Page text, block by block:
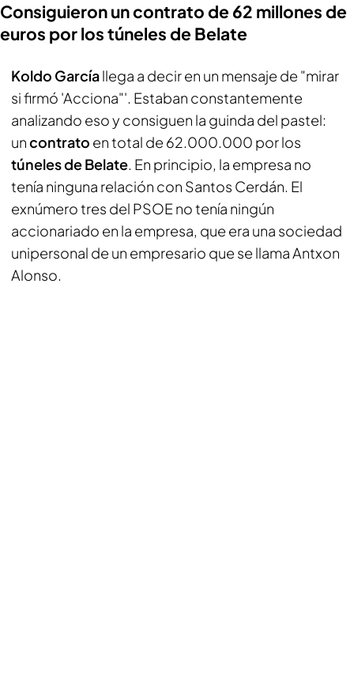
Consiguieron un contrato de 62 millones de
euros por los túneles de Belate
Koldo Garcíallega a decir en un mensaje de "mirar
si firmó 'Acciona"'. Estaban constantemente
analizando eso y consiguen la guinda del pastel:
uncontrato en total de 62.000.000 por los
túneles de Belate. En principio, la empresa no
tenía ninguna relación con Santos Cerdán. El
exnúmero tres del PSOE no tenía ningún
accionariado en la empresa, que era una sociedad
unipersonal de un empresario que se llama Antxon
Alonso.